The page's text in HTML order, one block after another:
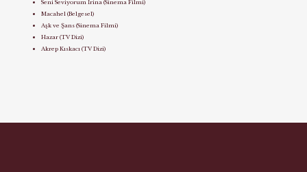
Seni Seviyorum İrina (Sinema Filmi)
Macahel (Belgesel)
Aşk ve Şans (Sinema Filmi)
Hazar (TV Dizi)
Akrep Kıskacı (TV Dizi)